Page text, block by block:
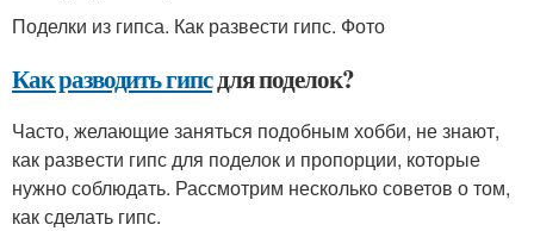
Поделки из гипса. Как развести гипс. Фото
Как разводить гипсдля поделок?
Часто, желающие заняться подобным хобби, не знают,
как развести гипс для поделок и пропорции, которые
нужно соблюдать. Рассмотрим несколько советов о том,
как сделать гипс.